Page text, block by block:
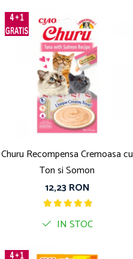
Churu Recompensa Cremoasa cu
Ton si Somon
12,23 RON
IN STOC